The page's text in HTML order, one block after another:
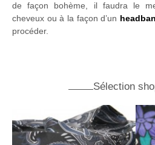
de façon bohème, il faudra le
cheveux ou à la façon d’un
procéder.
Sélection